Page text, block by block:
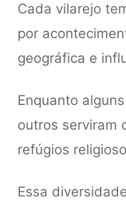
Cada vilarejo
por
geográfica e
Enquanto
outros serviram
refúgios
Essa